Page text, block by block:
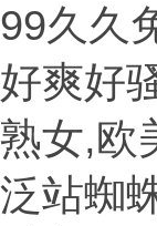
99久久
好爽好
熟女,欧
泛站蜘